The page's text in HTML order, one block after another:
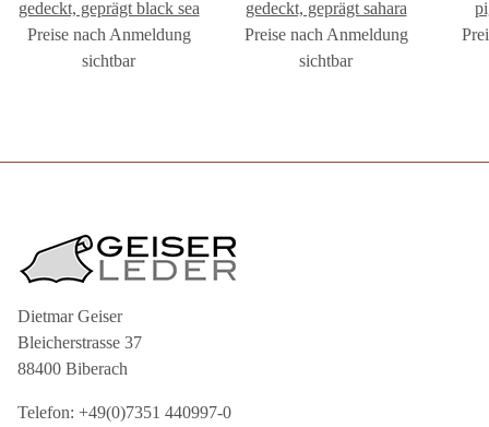
gedeckt, geprägt black sea
Preise nach Anmeldung
sichtbar
gedeckt, geprägt sahara
Preise nach Anmeldung
sichtbar
Dietmar Geiser
Bleicherstrasse 37
88400 Biberach
Telefon: +49(0)7351 440997-0